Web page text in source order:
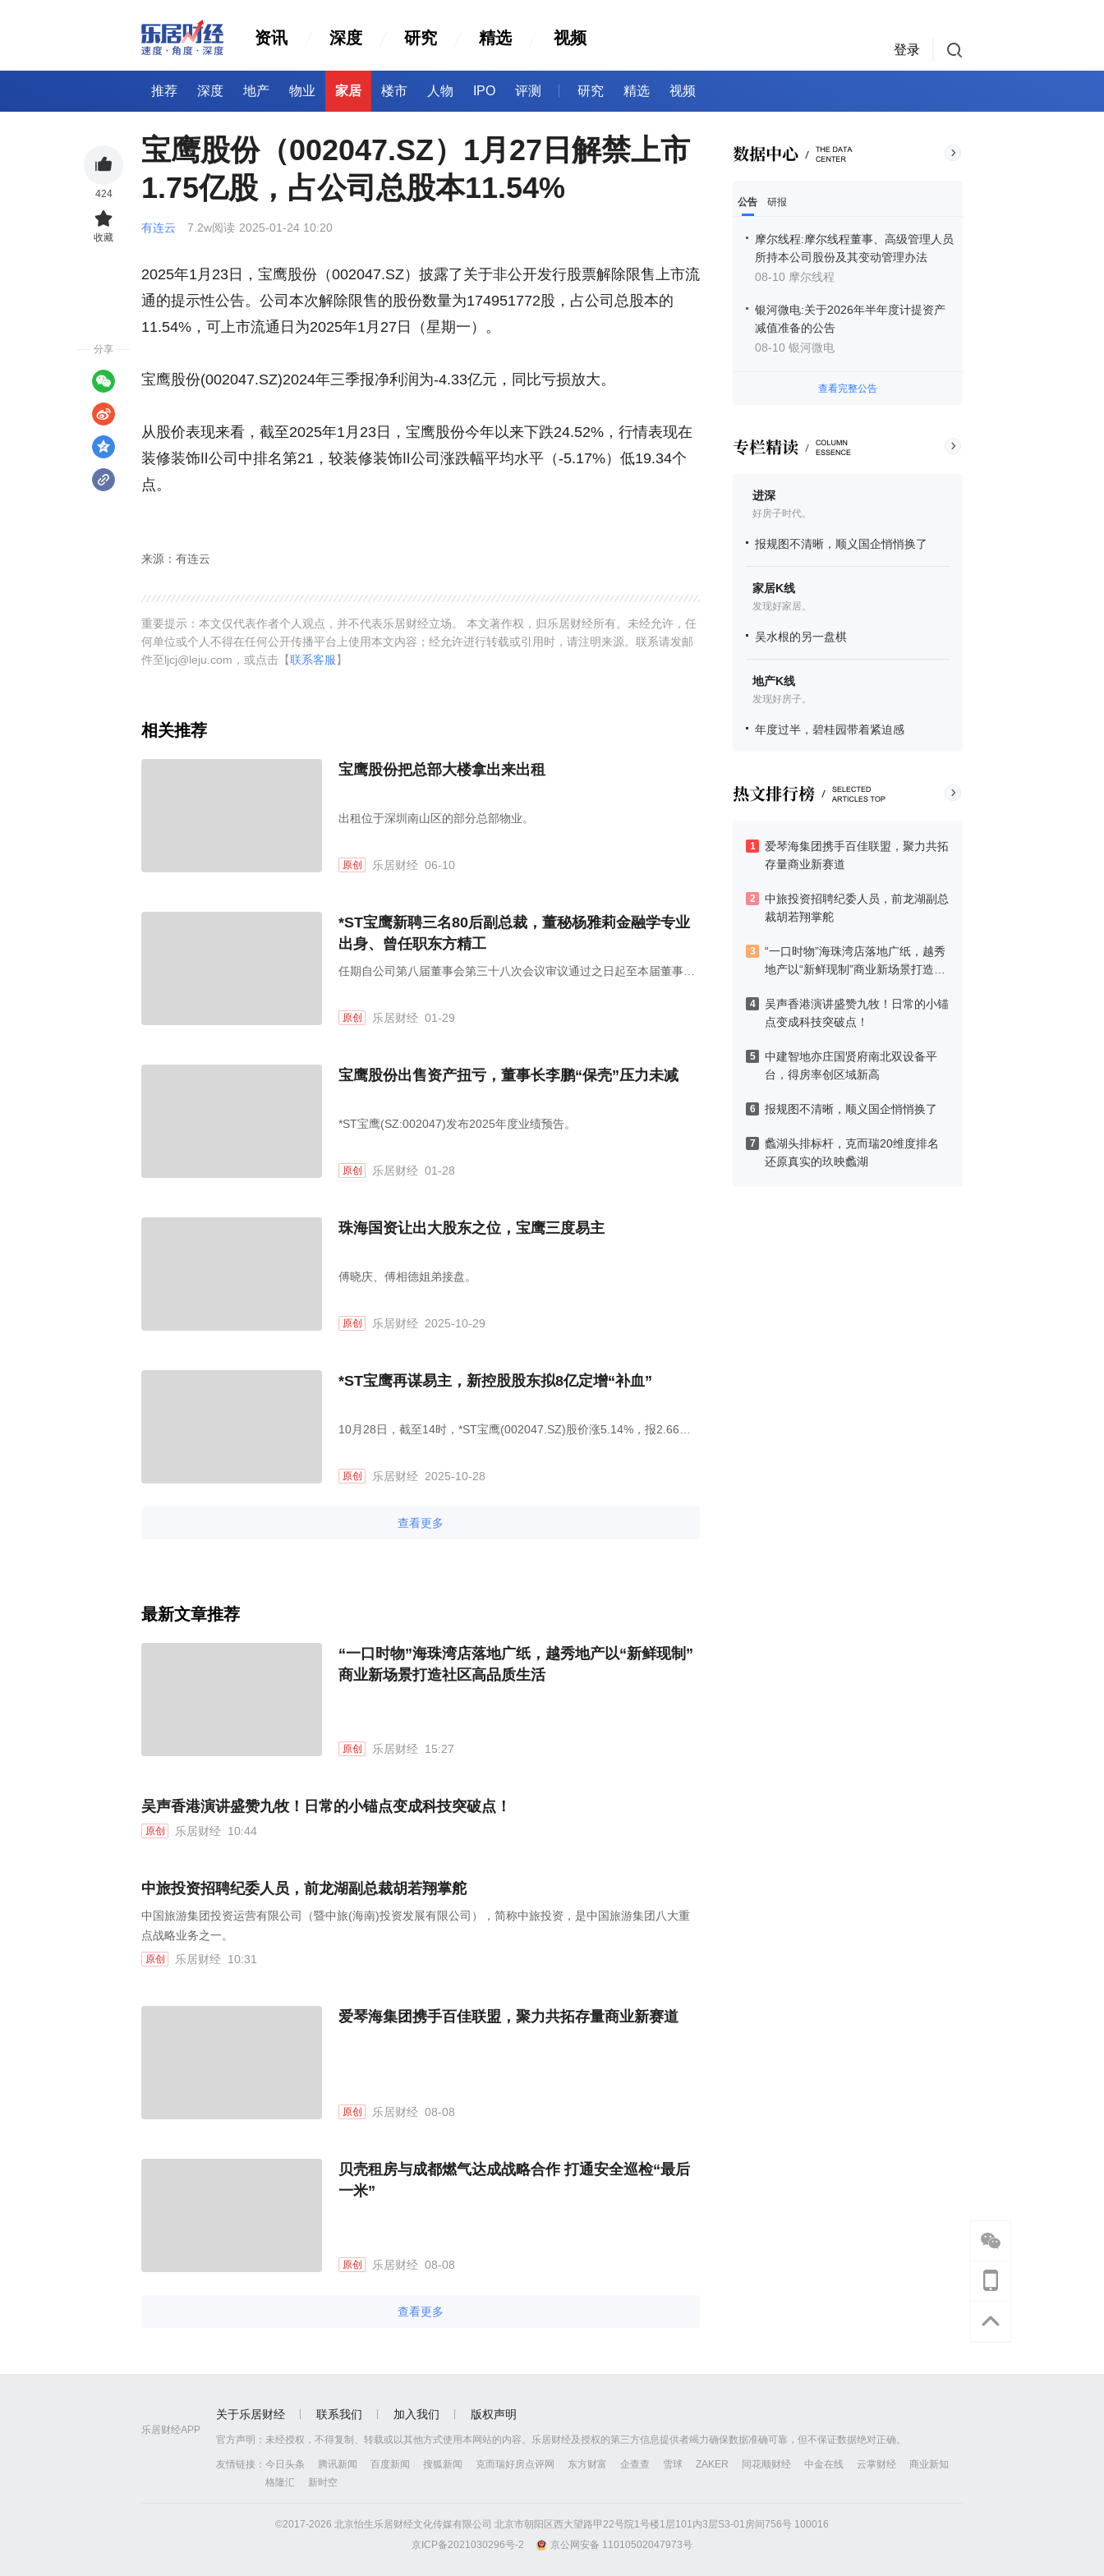
资讯 深度 研究 精选 视频
登录
推荐 深度 地产 物业 家居 楼市 人物 IPO 评测 研究 精选 视频
公告 研报
摩尔线程:摩尔线程董事、高级管理人员
所持本公司股份及其变动管理办法
08-10 摩尔线程
银河微电:关于2026年半年度计提资产
减值准备的公告
08-10 银河微电
查看完整公告
进深
好房子时代。
报规图不清晰，顺义国企悄悄换了
家居K线
发现好家居。
吴水根的另一盘棋
地产K线
发现好房子。
年度过半，碧桂园带着紧迫感
1
爱琴海集团携手百佳联盟，聚力共拓
存量商业新赛道
2
中旅投资招聘纪委人员，前龙湖副总
裁胡若翔掌舵
3
“一口时物”海珠湾店落地广纸，越秀
地产以“新鲜现制”商业新场景打造社
4
吴声香港演讲盛赞九牧！日常的小锚
点变成科技突破点！
5
中建智地亦庄国贤府南北双设备平
台，得房率创区域新高
6 报规图不清晰，顺义国企悄悄换了
7
蠡湖头排标杆，克而瑞20维度排名
还原真实的玖映蠡湖
宝鹰股份（002047.SZ）1月27日解禁上市
1.75亿股，占公司总股本11.54%
有连云 7.2w阅读 2025-01-24 10:20
2025年1月23日，宝鹰股份（002047.SZ）披露了关于非公开发行股票解除限售上市流
通的提示性公告。公司本次解除限售的股份数量为174951772股，占公司总股本的
11.54%，可上市流通日为2025年1月27日（星期一）。
宝鹰股份(002047.SZ)2024年三季报净利润为-4.33亿元，同比亏损放大。
从股价表现来看，截至2025年1月23日，宝鹰股份今年以来下跌24.52%，行情表现在
装修装饰Ⅱ公司中排名第21，较装修装饰Ⅱ公司涨跌幅平均水平（-5.17%）低19.34个
点。
来源：有连云
重要提示：本文仅代表作者个人观点，并不代表乐居财经立场。 本文著作权，归乐居财经所有。未经允许，任
何单位或个人不得在任何公开传播平台上使用本文内容；经允许进行转载或引用时，请注明来源。联系请发邮
件至ljcj@leju.com，或点击【联系客服】
相关推荐
宝鹰股份把总部大楼拿出来出租
出租位于深圳南山区的部分总部物业。
原创 乐居财经 06-10
*ST宝鹰新聘三名80后副总裁，董秘杨雅莉金融学专业
出身、曾任职东方精工
任期自公司第八届董事会第三十八次会议审议通过之日起至本届董事会
原创 乐居财经 01-29
宝鹰股份出售资产扭亏，董事长李鹏“保壳”压力未减
*ST宝鹰(SZ:002047)发布2025年度业绩预告。
原创 乐居财经 01-28
珠海国资让出大股东之位，宝鹰三度易主
傅晓庆、傅相德姐弟接盘。
原创 乐居财经 2025-10-29
*ST宝鹰再谋易主，新控股股东拟8亿定增“补血”
10月28日，截至14时，*ST宝鹰(002047.SZ)股价涨5.14%，报2.66元/
原创 乐居财经 2025-10-28
查看更多
最新文章推荐
“一口时物”海珠湾店落地广纸，越秀地产以“新鲜现制”
商业新场景打造社区高品质生活
原创 乐居财经 15:27
吴声香港演讲盛赞九牧！日常的小锚点变成科技突破点！
原创 乐居财经 10:44
中旅投资招聘纪委人员，前龙湖副总裁胡若翔掌舵
中国旅游集团投资运营有限公司（暨中旅(海南)投资发展有限公司），简称中旅投资，是中国旅游集团八大重
点战略业务之一。
原创 乐居财经 10:31
爱琴海集团携手百佳联盟，聚力共拓存量商业新赛道
原创 乐居财经 08-08
贝壳租房与成都燃气达成战略合作 打通安全巡检“最后
一米”
原创 乐居财经 08-08
查看更多
乐居财经APP
关于乐居财经 联系我们 加入我们 版权声明
官方声明： 未经授权，不得复制、转载或以其他方式使用本网站的内容。乐居财经及授权的第三方信息提供者竭力确保数据准确可靠，但不保证数据绝对正确。
友情链接： 今日头条 腾讯新闻 百度新闻 搜狐新闻 克而瑞好房点评网 东方财富 企查查 雪球 ZAKER 同花顺财经 中金在线 云掌财经
商业新知
格隆汇
新时空
©2017-2026 北京怡生乐居财经文化传媒有限公司 北京市朝阳区西大望路甲22号院1号楼1层101内3层S3-01房间756号 100016
京ICP备2021030296号-2
京公网安备 11010502047973号
424
收藏
分享